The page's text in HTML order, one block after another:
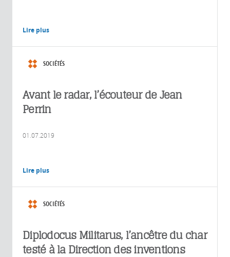
Lire plus
SOCIÉTÉS
Avant le radar, l’écouteur de Jean
Perrin
01.07.2019
Lire plus
SOCIÉTÉS
Diplodocus Militarus, l’ancêtre du char
testé à la Direction des inventions